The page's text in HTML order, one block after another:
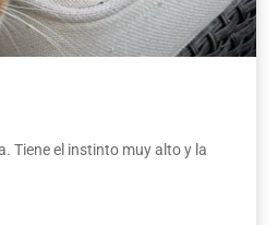
Tiene el instinto muy alto y la